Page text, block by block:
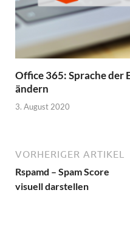
Office 365: Sprache der
ändern
3. August 2020
VORHERIGER ARTIKEL
Rspamd – Spam Score
visuell darstellen